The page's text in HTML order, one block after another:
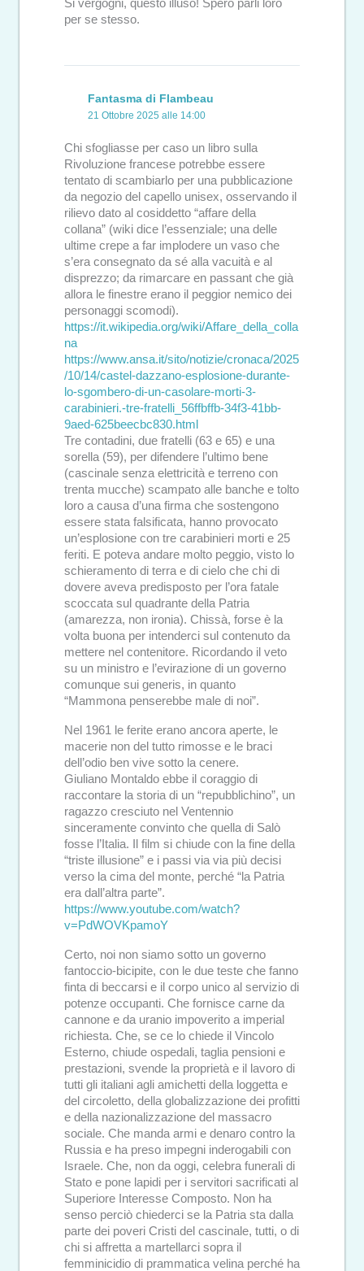
Si vergogni, questo illuso! Spero parli loro
per se stesso.
Fantasma di Flambeau
21 Ottobre 2025 alle 14:00
Chi sfogliasse per caso un libro sulla
Rivoluzione francese potrebbe essere
tentato di scambiarlo per una pubblicazione
da negozio del capello unisex, osservando il
rilievo dato al cosiddetto “affare della
collana” (wiki dice l’essenziale; una delle
ultime crepe a far implodere un vaso che
s’era consegnato da sé alla vacuità e al
disprezzo; da rimarcare en passant che già
allora le finestre erano il peggior nemico dei
personaggi scomodi).
https://it.wikipedia.org/wiki/Affare_della_colla
na
https://www.ansa.it/sito/notizie/cronaca/2025
/10/14/castel-dazzano-esplosione-durante-
lo-sgombero-di-un-casolare-morti-3-
carabinieri.-tre-fratelli_56ffbffb-34f3-41bb-
9aed-625beecbc830.html
Tre contadini, due fratelli (63 e 65) e una
sorella (59), per difendere l’ultimo bene
(cascinale senza elettricità e terreno con
trenta mucche) scampato alle banche e tolto
loro a causa d’una firma che sostengono
essere stata falsificata, hanno provocato
un’esplosione con tre carabinieri morti e 25
feriti. E poteva andare molto peggio, visto lo
schieramento di terra e di cielo che chi di
dovere aveva predisposto per l’ora fatale
scoccata sul quadrante della Patria
(amarezza, non ironia). Chissà, forse è la
volta buona per intenderci sul contenuto da
mettere nel contenitore. Ricordando il veto
su un ministro e l’evirazione di un governo
comunque sui generis, in quanto
“Mammona penserebbe male di noi”.
Nel 1961 le ferite erano ancora aperte, le
macerie non del tutto rimosse e le braci
dell’odio ben vive sotto la cenere.
Giuliano Montaldo ebbe il coraggio di
raccontare la storia di un “repubblichino”, un
ragazzo cresciuto nel Ventennio
sinceramente convinto che quella di Salò
fosse l’Italia. Il film si chiude con la fine della
“triste illusione” e i passi via via più decisi
verso la cima del monte, perché “la Patria
era dall’altra parte”.
https://www.youtube.com/watch?
v=PdWOVKpamoY
Certo, noi non siamo sotto un governo
fantoccio-bicipite, con le due teste che fanno
finta di beccarsi e il corpo unico al servizio di
potenze occupanti. Che fornisce carne da
cannone e da uranio impoverito a imperial
richiesta. Che, se ce lo chiede il Vincolo
Esterno, chiude ospedali, taglia pensioni e
prestazioni, svende la proprietà e il lavoro di
tutti gli italiani agli amichetti della loggetta e
del circoletto, della globalizzazione dei profitti
e della nazionalizzazione del massacro
sociale. Che manda armi e denaro contro la
Russia e ha preso impegni inderogabili con
Israele. Che, non da oggi, celebra funerali di
Stato e pone lapidi per i servitori sacrificati al
Superiore Interesse Composto. Non ha
senso perciò chiederci se la Patria sta dalla
parte dei poveri Cristi del cascinale, tutti, o di
chi si affretta a martellarci sopra il
femminicidio di prammatica velina perché ha